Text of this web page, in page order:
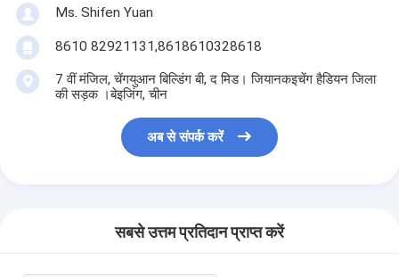
Ms. Shifen Yuan
8610 82921131,8618610328618
7 वीं मंजिल, चेंगयुआन बिल्डिंग बी, द मिड। जियानकइचेंग हैडियन जिला
की सड़क ।बेइजिंग, चीन
अब से संपर्क करें
सबसे उत्तम प्रतिदान प्राप्त करें